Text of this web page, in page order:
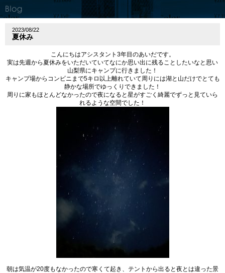
2023/08/22
夏休み
こんにちはアシスタント 3年目のあいだです。
実は先週から夏休みをいただいていてなにか思い出に残ることしたいなと思い
山梨県にキャンプに行きました！
キャンプ場からコンビニまで5キロ以上離れていて周りには湖と山だけでとても
静かな場所でゆっくりできました！
周りに家もほとんどなかったので夜になると星がすごく綺麗でずっと見ていら
れるような空間でした！
朝は気温が20度もなかったので寒くて起き、テントから出ると夜とは違った景